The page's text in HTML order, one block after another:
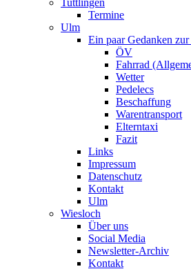
Tuttlingen
Termine
Ulm
Ein paar Gedanken
ÖV
Fahrrad
Wetter
Pedelecs
Beschaffung
Warentransport
Elterntaxi
Fazit
Links
Impressum
Datenschutz
Kontakt
Ulm
Wiesloch
Über uns
Social Media
Newsletter-Archiv
Kontakt